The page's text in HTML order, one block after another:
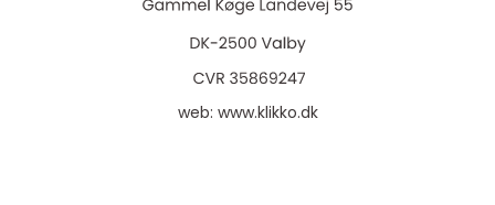
web: www.klikko.dk